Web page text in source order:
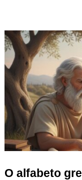
O alfabeto